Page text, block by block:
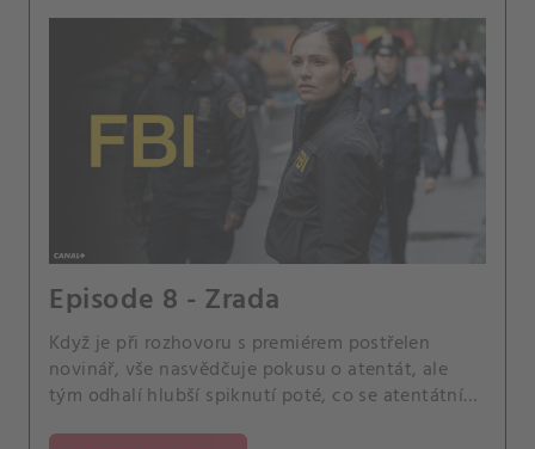
Episode 8 - Zrada
Když je při rozhovoru s premiérem postřelen
novinář, vše nasvědčuje pokusu o atentát, ale
tým odhalí hlubší spiknutí poté, co se atentátník